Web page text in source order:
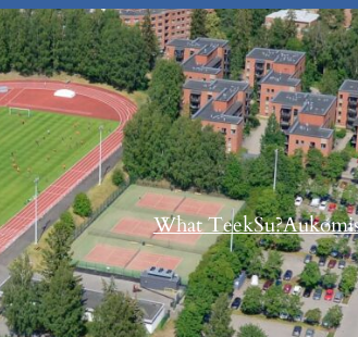
What TeekSu?